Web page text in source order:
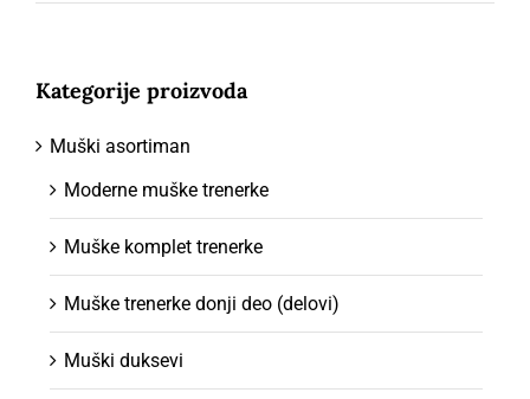
Kategorije proizvoda
Muški asortiman
Moderne muške trenerke
Muške komplet trenerke
Muške trenerke donji deo (delovi)
Muški duksevi